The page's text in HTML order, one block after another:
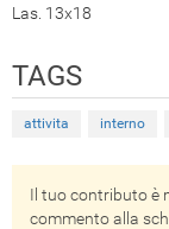
Las. 13x18
TAGS
attivita interno
Il tuo contributo è
commento alla